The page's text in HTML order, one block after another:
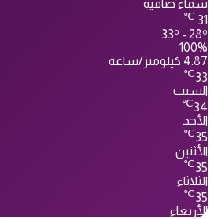
سماء صافية
31
℃
33º - 28º
100%
4.87 كيلومتر/ساعة
33
℃
السبت
34
℃
الأحد
35
℃
الأثنين
35
℃
الثلاثاء
35
℃
الأربعاء